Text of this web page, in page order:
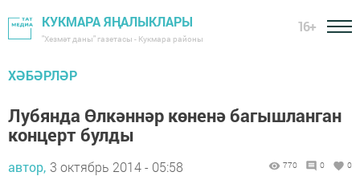
КУКМАРА ЯҢАЛЫКЛАРЫ
"Хезмәт даны" газетасы - Кукмара районы
16+
ХӘБӘРЛӘР
Лубянда Өлкәннәр көненә багышланган
концерт булды
автор, 3 октябрь 2014 - 05:58 770 0 0